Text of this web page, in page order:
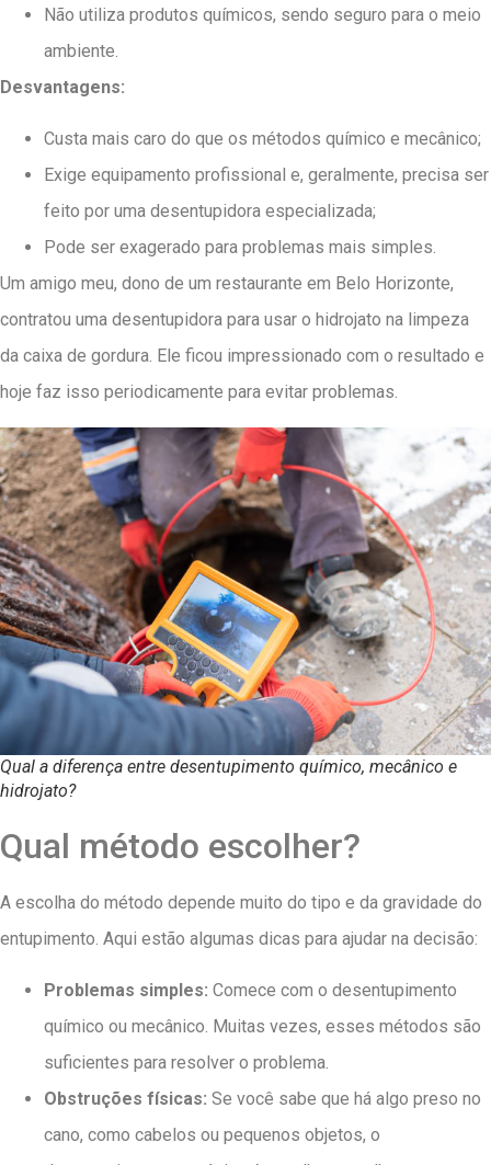
Não utiliza produtos químicos, sendo seguro para o meio
ambiente.
Desvantagens:
Custa mais caro do que os métodos químico e mecânico;
Exige equipamento profissional e, geralmente, precisa ser
feito por uma desentupidora especializada;
Pode ser exagerado para problemas mais simples.
Um amigo meu, dono de um restaurante em Belo Horizonte,
contratou uma desentupidora para usar o hidrojato na limpeza
da caixa de gordura. Ele ficou impressionado com o resultado e
hoje faz isso periodicamente para evitar problemas.
Qual a diferença entre desentupimento químico, mecânico e
hidrojato?
Qual método escolher?
A escolha do método depende muito do tipo e da gravidade do
entupimento. Aqui estão algumas dicas para ajudar na decisão:
Problemas simples: Comece com o desentupimento
químico ou mecânico. Muitas vezes, esses métodos são
suficientes para resolver o problema.
Obstruções físicas: Se você sabe que há algo preso no
cano, como cabelos ou pequenos objetos, o